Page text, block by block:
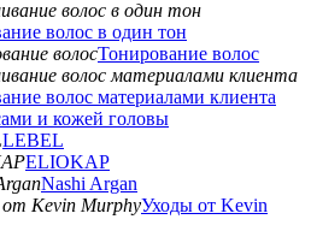
волос в один тон
Тонирование волос
волос материалами клиента
и кожей головы
LEBEL
ELIOKAP
Nashi Argan
Уходы от Kevin